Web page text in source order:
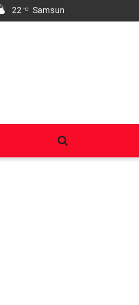
22 °C Samsun